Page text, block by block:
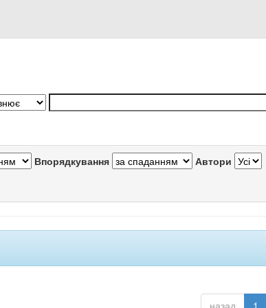
Впорядкування Автори
назад 1